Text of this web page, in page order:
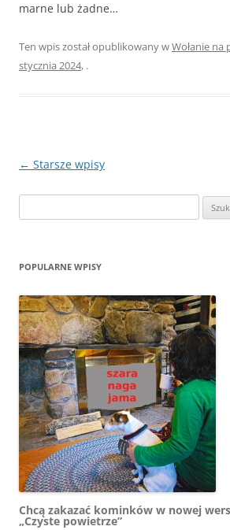
marne lub żadne…
Ten wpis został opublikowany wWołanie na
stycznia 2024, .
Zobacz
← Starsze wpisy
POPULARNE WPISY
Chcą zakazać kominków w nowej
„Czyste powietrze”